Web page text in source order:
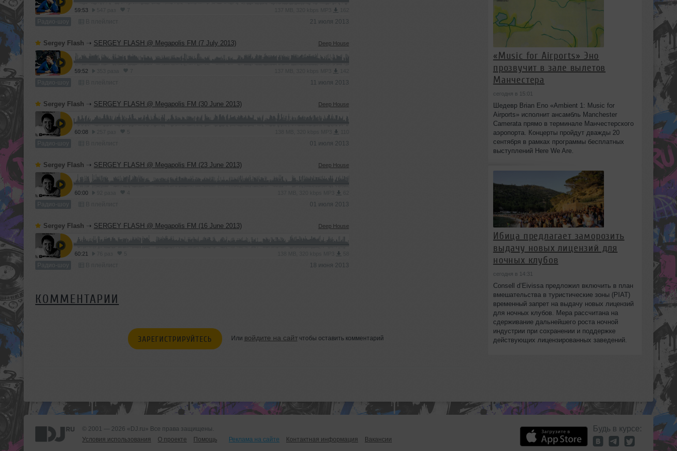
59:53
Радио-шоу 21 июля 2013
Sergey Flash ➝ SERGEY FLASH @ Megapolis FM (7 July 2013) Deep House
59:52
Радио-шоу 11 июля 2013
Sergey Flash ➝ SERGEY FLASH @ Megapolis FM (30 June 2013) Deep House
60:08
Радио-шоу 01 июля 2013
Sergey Flash ➝ SERGEY FLASH @ Megapolis FM (23 June 2013) Deep House
60:00
Радио-шоу 01 июля 2013
Sergey Flash ➝ SERGEY FLASH @ Megapolis FM (16 June 2013) Deep House
60:21
Радио-шоу 18 июня 2013
КОММЕНТАРИИ
ЗАРЕГИСТРИРУЙТЕСЬ Или войдите на сайтчтобы оставить комментарий
«Music for Airports» Эно
прозвучит в зале вылетов
Манчестера
сегодня в 15:01
Шедевр Brian Eno «Ambient 1: Music for
Airports» исполнит ансамбль Manchester
Camerata прямо в терминале Манчестерского
аэропорта. Концерты пройдут дважды 20
сентября в рамках программы бесплатных
выступлений Here We Are.
Ибица предлагает заморозить
выдачу новых лицензий для
ночных клубов
сегодня в 14:31
Consell d’Eivissa предложил включить в план
вмешательства в туристические зоны (PIAT)
временный запрет на выдачу новых лицензий
для ночных клубов. Мера рассчитана на
сдерживание дальнейшего роста ночной
индустрии при сохранении и поддержке
действующих лицензированных заведений.
© 2001 — 2026 «DJ.ru» Все права защищены.
Условия использования
О проекте Помощь Реклама на сайте Контактная информация Вакансии
Будь в курсе: